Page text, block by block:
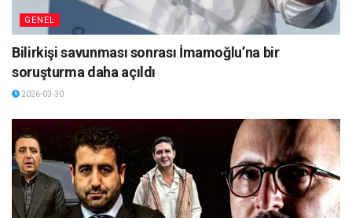
GENEL
Bilirkişi savunması sonrası İmamoğlu’na bir
soruşturma daha açıldı
2026-03-30